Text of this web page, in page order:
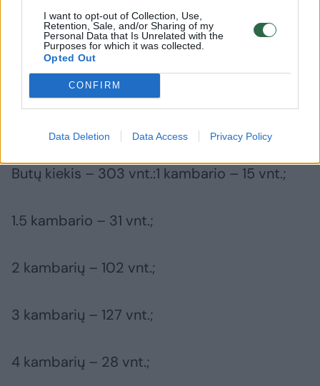
I want to opt-out of Collection, Use,
Retention, Sale, and/or Sharing of my
Personal Data that Is Unrelated with the
Purposes for which it was collected.
Opted Out
CONFIRM
Data Deletion Data Access Privacy Policy
Požeminės dalies plotas – 11 878,25 kv. m;
Statinių aukštis – iki 6 aukštų (iki 18,80 m
aukščio);
Pastatų energetinio efektyvumo klasė – A++;
Butų kiekis – 303 vnt.:1 kambario – 15 vnt.;
1.5 kambario – 31 vnt.;
2 kambarių – 102 vnt.;
3 kambarių – 127 vnt.;
4 kambarių – 28 vnt.;